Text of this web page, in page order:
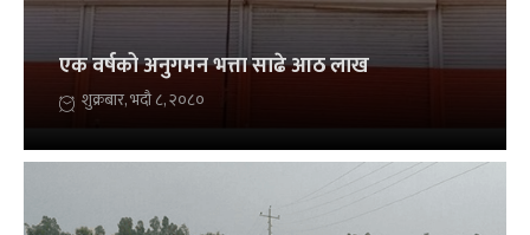
एक वर्षको अनुगमन भत्ता साढे आठ लाख
शुक्रबार, भदौ ८, २०८०